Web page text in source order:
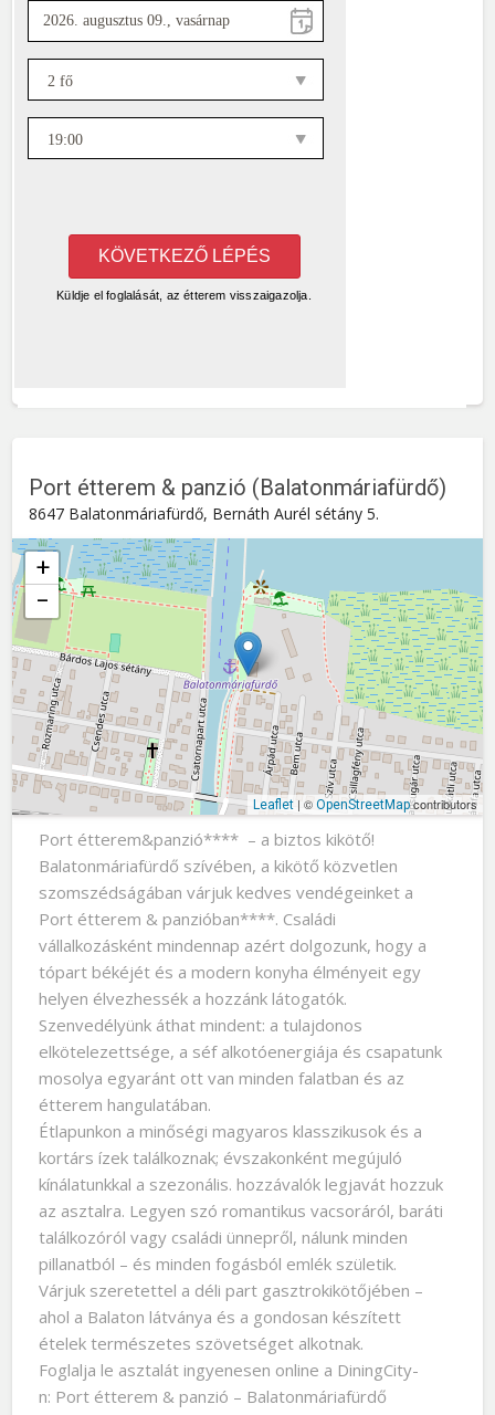
Port étterem & panzió (Balatonmáriafürdő)
8647 Balatonmáriafürdő, Bernáth Aurél sétány 5.
+
−
Leaflet| © OpenStreetMapcontributors
Port étterem & panzió (Balatonmáriafürdő)
Bernáth Aurél sétány 5. , 8647Balatonmáriafürdő
Port étterem&panzió**** – a biztos kikötő!
Balatonmáriafürdő szívében, a kikötő közvetlen
szomszédságában várjuk kedves vendégeinket a
Port étterem & panzióban****. Családi
vállalkozásként mindennap azért dolgozunk, hogy a
tópart békéjét és a modern konyha élményeit egy
helyen élvezhessék a hozzánk látogatók.
Szenvedélyünk áthat mindent: a tulajdonos
elkötelezettsége, a séf alkotóenergiája és csapatunk
mosolya egyaránt ott van minden falatban és az
étterem hangulatában.
Étlapunkon a minőségi magyaros klasszikusok és a
kortárs ízek találkoznak; évszakonként megújuló
kínálatunkkal a szezonális. hozzávalók legjavát hozzuk
az asztalra. Legyen szó romantikus vacsoráról, baráti
találkozóról vagy családi ünnepről, nálunk minden
pillanatból – és minden fogásból emlék születik.
Várjuk szeretettel a déli part gasztrokikötőjében –
ahol a Balaton látványa és a gondosan készített
ételek természetes szövetséget alkotnak.
Foglalja le asztalát ingyenesen online a DiningCity-
n: Port étterem & panzió – Balatonmáriafürdő